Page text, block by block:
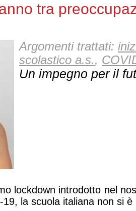
tra
Argomenti trattati:
scolastico a.s.,
Un impegno per il
lockdown introdotto nel
19, la scuola italiana non si